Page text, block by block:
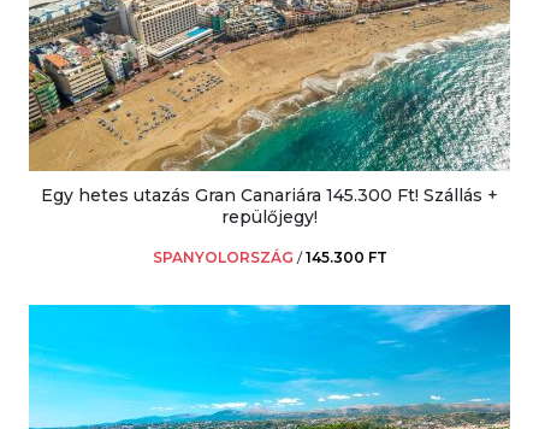
Egy hetes utazás Gran Canariára 145.300 Ft! Szállás +
repülőjegy!
SPANYOLORSZÁG /145.300 FT